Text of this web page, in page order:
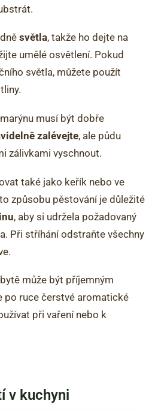
světla, takže ho dejte na
umělé osvětlení. Pokud
světla, můžete použít
musí být dobře
zalévejte, ale půdu
zálivkami vyschnout.
také jako keřík nebo ve
způsobu pěstování je důležité
, aby si udržela požadovaný
Při stříhání odstraňte všechny
může být příjemným
po ruce čerstvé aromatické
při vaření nebo k
v kuchyni